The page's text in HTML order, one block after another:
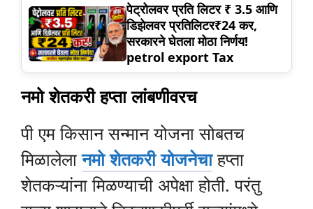
पेट्रोलवर प्रति लिटर ₹ 3.5 आणि
डिझेलवर प्रतिलिटर₹24 कर,
सरकारने घेतला मोठा निर्णय!
petrol export Tax
नमो शेतकरी हप्ता लांबणीवरच
पी एम किसान सन्मान योजना सोबतच
मिळालेलानमो शेतकरी योजनेचाहप्ता
शेतकऱ्यांना मिळण्याची अपेक्षा होती. परंतु